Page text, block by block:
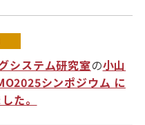
システム研究室の小山
シンポジウム に
た。